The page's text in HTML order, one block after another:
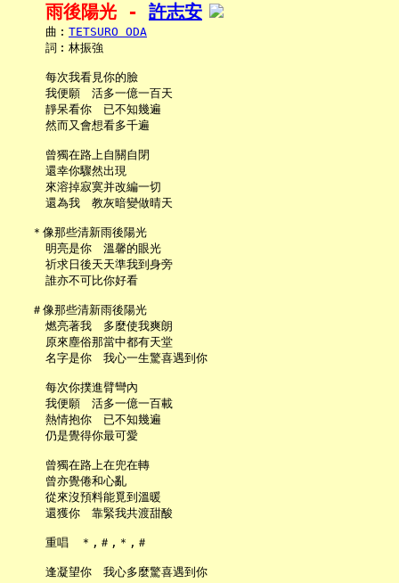
雨後陽光 - 許志安
     曲︰
TETSURO ODA
     詞︰林振強
     每次我看見你的臉
     我便願　活多一億一百天
     靜呆看你　已不知幾遍
     然而又會想看多千遍
     曾獨在路上自關自閉
     還幸你驟然出現
     來溶掉寂寞并改編一切
     還為我　教灰暗變做晴天
   ＊像那些清新雨後陽光
     明亮是你　溫馨的眼光
     祈求日後天天準我到身旁
     誰亦不可比你好看
   ＃像那些清新雨後陽光
     燃亮著我　多麼使我爽朗
     原來塵俗那當中都有天堂
     名字是你　我心一生驚喜遇到你
     每次你撲進臂彎內
     我便願　活多一億一百載
     熱情抱你　已不知幾遍
     仍是覺得你最可愛
     曾獨在路上在兜在轉
     曾亦覺倦和心亂
     從來沒預料能覓到溫暖
     還獲你　靠緊我共渡甜酸
     重唱　＊,＃,＊,＃